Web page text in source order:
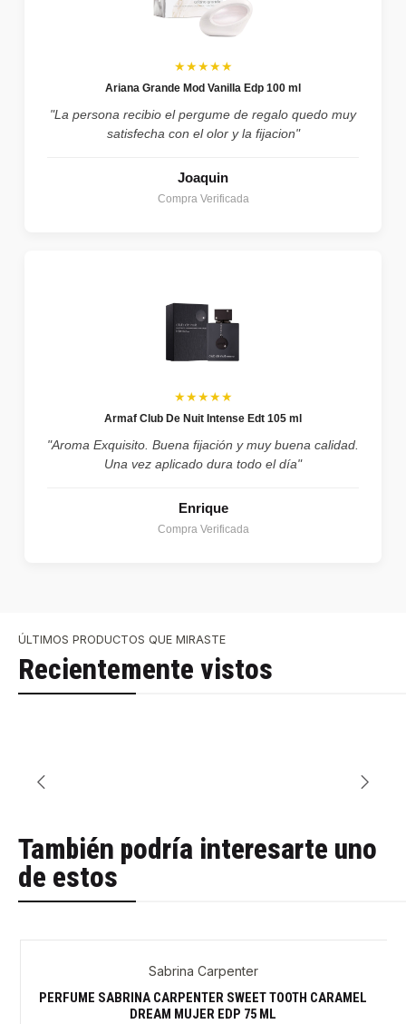
★★★★★
Ariana Grande Mod Vanilla Edp 100 ml
"La persona recibio el pergume de regalo quedo muy
satisfecha con el olor y la fijacion"
Joaquin
Compra Verificada
★★★★★
Armaf Club De Nuit Intense Edt 105 ml
"Aroma Exquisito. Buena fijación y muy buena calidad.
Una vez aplicado dura todo el día"
Enrique
Compra Verificada
ÚLTIMOS PRODUCTOS QUE MIRASTE
Recientemente vistos
También podría interesarte uno
de estos
Sabrina Carpenter
PERFUME SABRINA CARPENTER SWEET TOOTH CARAMEL
DREAM MUJER EDP 75 ML